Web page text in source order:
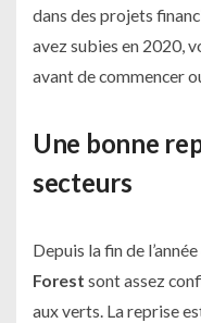
dans des projets
avez subies en 2020,
avant de commencer
Une bonne
secteurs
Depuis la fin de
Forest sont assez
aux verts. La reprise